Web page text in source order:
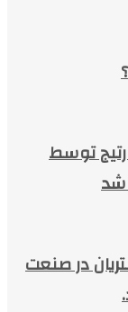
توسط
شد
در صنعت